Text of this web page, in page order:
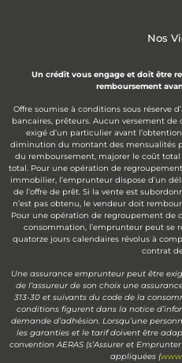
Nos
Un crédit vous engage et doit être
remboursement
Offre soumise à conditions sous réserve
bancaires, prêteurs. Aucun versement
exigé d’un particulier avant
diminution du montant des mensualités
du remboursement, majorer le coût
total. Pour une opération de
immobilier, l’emprunteur dispose d’un
de l’offre de prêt. Si la vente est
n’est pas obtenu, le vendeur doit
Pour une opération de regroupement de
consommation, l’emprunteur peut se
quatorze jours calendaires révolus à
contrat
Une assurance emprunteur peut être
de l’assureur de son choix une
313-30 et suivants du code de la
conditions figurent dans la notice
demande d’adhésion. Lorsqu’une
les garanties et le tarif doivent être
convention AERAS (s’Assurer et
appliquées (